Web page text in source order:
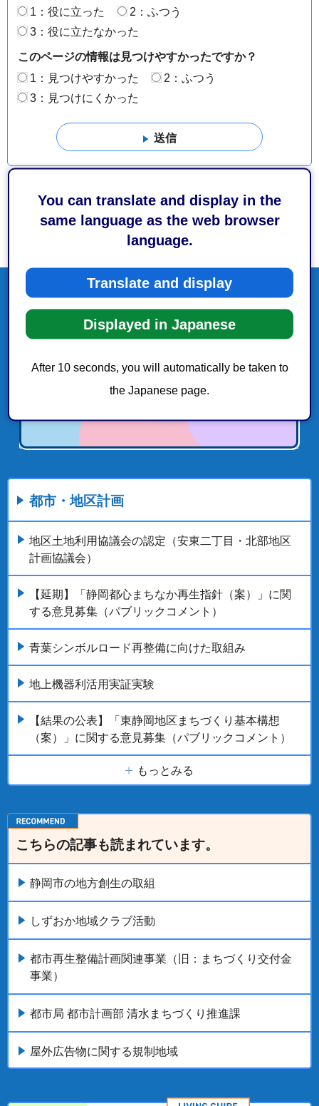
You can translate and display in the
same language as the web browser
language.
Translate and display
Displayed in Japanese
After 10 seconds, you will automatically be taken to
the Japanese page.
1：役に立った
2：ふつう
3：役に立たなかった
このページの情報は見つけやすかったですか？
1：見つけやすかった
2：ふつう
3：見つけにくかった
都市・地区計画
地区土地利用協議会の認定（安東二丁目・北部地区
計画協議会）
【延期】「静岡都心まちなか再生指針（案）」に関
する意見募集（パブリックコメント）
青葉シンボルロード再整備に向けた取組み
地上機器利活用実証実験
【結果の公表】「東静岡地区まちづくり基本構想
（案）」に関する意見募集（パブリックコメント）
もっとみる
こちらの記事も読まれています。
静岡市の地方創生の取組
しずおか地域クラブ活動
都市再生整備計画関連事業（旧：まちづくり交付金
事業）
都市局 都市計画部 清水まちづくり推進課
屋外広告物に関する規制地域